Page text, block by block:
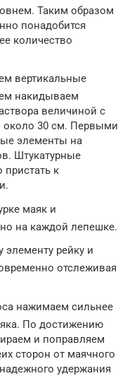
Таким образом
понадобится
количество
вертикальные
накидываем
величиной с
30 см. Первыми
элементы на
Штукатурные
к
маяк и
на каждой лепешке.
рейку и
отслеживая
нажимаем сильнее
По достижению
и поправляем
сторон от маячного
удержания